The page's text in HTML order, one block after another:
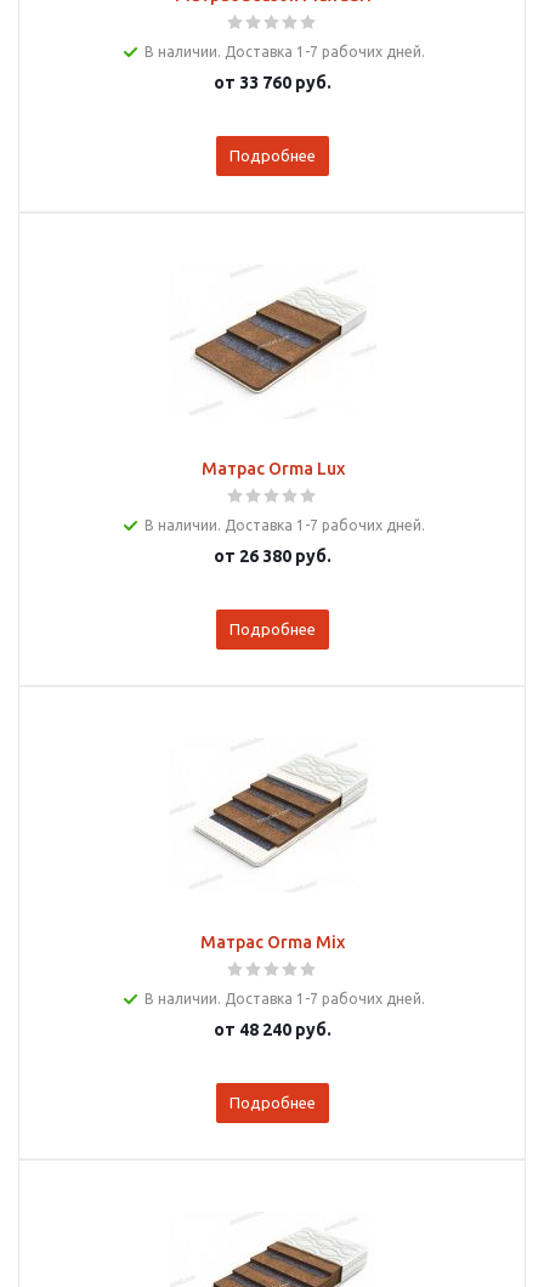
В наличии. Доставка 1-7 рабочих дней.
от 33 760 руб.
Подробнее
Матрас Orma Lux
В наличии. Доставка 1-7 рабочих дней.
от 26 380 руб.
Подробнее
Матрас Orma Mix
В наличии. Доставка 1-7 рабочих дней.
от 48 240 руб.
Подробнее